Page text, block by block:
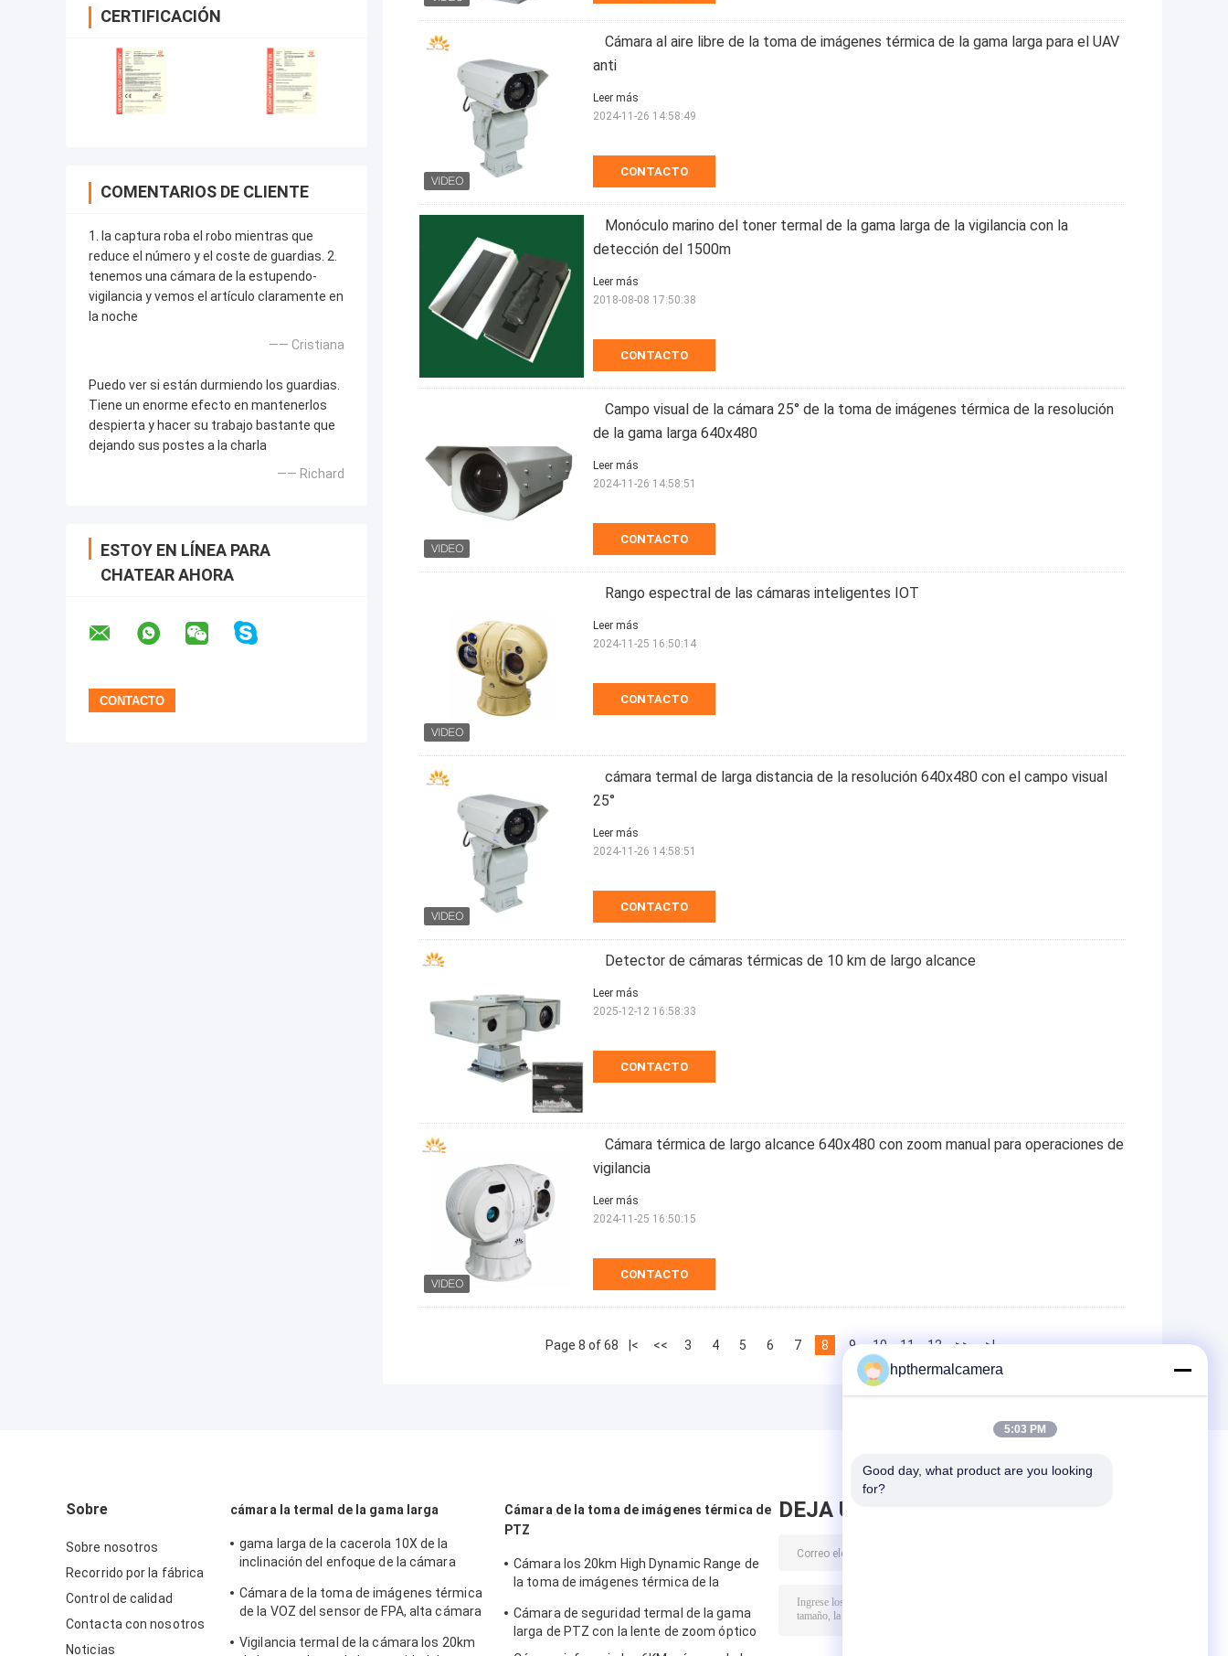
CERTIFICACIÓN
COMENTARIOS DE CLIENTE
1. la captura roba el robo mientras que
reduce el número y el coste de guardias. 2.
tenemos una cámara de la estupendo-
vigilancia y vemos el artículo claramente en
la noche
—— Cristiana
Puedo ver si están durmiendo los guardias.
Tiene un enorme efecto en mantenerlos
despierta y hacer su trabajo bastante que
dejando sus postes a la charla
—— Richard
ESTOY EN LÍNEA PARA
CHATEAR AHORA
Cámara al aire libre de la toma de imágenes térmica de la gama larga para el UAV
anti
CONTACTO
Leer más
2024-11-26 14:58:49
Monóculo marino del toner termal de la gama larga de la vigilancia con la
detección del 1500m
CONTACTO
Leer más
2018-08-08 17:50:38
Campo visual de la cámara 25° de la toma de imágenes térmica de la resolución
de la gama larga 640x480
CONTACTO
Leer más
2024-11-26 14:58:51
Rango espectral de las cámaras inteligentes IOT
CONTACTO
Leer más
2024-11-25 16:50:14
cámara termal de larga distancia de la resolución 640x480 con el campo visual
25°
CONTACTO
Leer más
2024-11-26 14:58:51
Detector de cámaras térmicas de 10 km de largo alcance
CONTACTO
Leer más
2025-12-12 16:58:33
Cámara térmica de largo alcance 640x480 con zoom manual para operaciones de
vigilancia
CONTACTO
Leer más
2024-11-25 16:50:15
Page 8 of 68 |< << 3 4 5 6 7 8 9 10 11 12 >> >|
Sobre
Sobre nosotros
Recorrido por la fábrica
Control de calidad
Contacta con nosotros
Noticias
cámara la termal de la gama larga
gama larga de la cacerola 10X de la
inclinación del enfoque de la cámara
para buscar
Cámara de la toma de imágenes térmica
de la VOZ del sensor de FPA, alta cámara
Vigilancia termal de la cámara los 20km
Cámara de la toma de imágenes térmica de
PTZ
Cámara los 20km High Dynamic Range de
la toma de imágenes térmica de la
IR
Cámara de seguridad termal de la gama
larga de PTZ con la lente de zoom óptico
DEJA UN MENSAJE
hpthermalcamera
5:03 PM
Good day, what product are you looking
for?